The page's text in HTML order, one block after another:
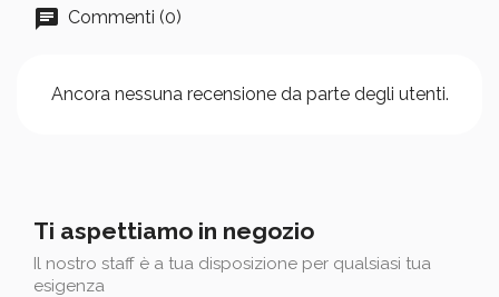
Commenti (0)
Ancora nessuna recensione da parte degli utenti.
Ti aspettiamo in negozio
Il nostro staff è a tua disposizione per qualsiasi tua
esigenza